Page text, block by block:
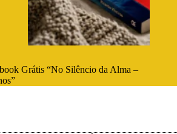
Grátis “No Silêncio da Alma –